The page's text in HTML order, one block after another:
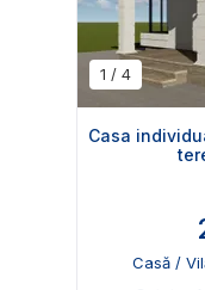
1 / 4
Casa
Casă /